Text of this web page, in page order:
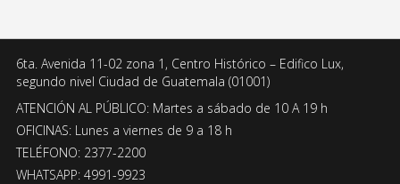
6ta. Avenida 11-02 zona 1, Centro Histórico – Edifico Lux,
segundo nivel Ciudad de Guatemala (01001)
ATENCIÓN AL PÚBLICO: Martes a sábado de 10 A 19 h
OFICINAS: Lunes a viernes de 9 a 18 h
TELÉFONO: 2377-2200
WHATSAPP: 4991-9923